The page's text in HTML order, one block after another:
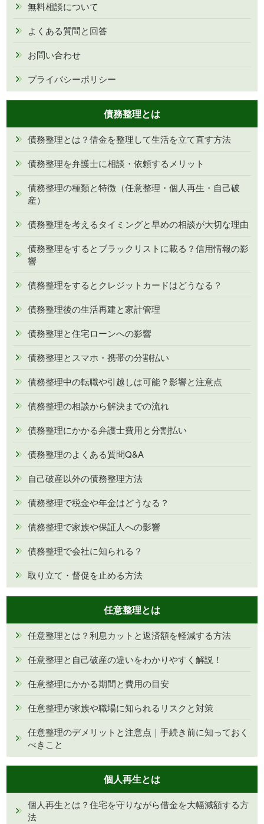
無料相談について
よくある質問と回答
お問い合わせ
プライバシーポリシー
債務整理とは
債務整理とは？借金を整理して生活を立て直す方法
債務整理を弁護士に相談・依頼するメリット
債務整理の種類と特徴（任意整理・個人再生・自己破
産）
債務整理を考えるタイミングと早めの相談が大切な理由
債務整理をするとブラックリストに載る？信用情報の影
響
債務整理をするとクレジットカードはどうなる？
債務整理後の生活再建と家計管理
債務整理と住宅ローンへの影響
債務整理とスマホ・携帯の分割払い
債務整理中の転職や引越しは可能？影響と注意点
債務整理の相談から解決までの流れ
債務整理にかかる弁護士費用と分割払い
債務整理のよくある質問Q&A
自己破産以外の債務整理方法
債務整理で税金や年金はどうなる？
債務整理で家族や保証人への影響
債務整理で会社に知られる？
取り立て・督促を止める方法
任意整理とは
任意整理とは？利息カットと返済額を軽減する方法
任意整理と自己破産の違いをわかりやすく解説！
任意整理にかかる期間と費用の目安
任意整理が家族や職場に知られるリスクと対策
任意整理のデメリットと注意点｜手続き前に知っておく
べきこと
個人再生とは
個人再生とは？住宅を守りながら借金を大幅減額する方
法